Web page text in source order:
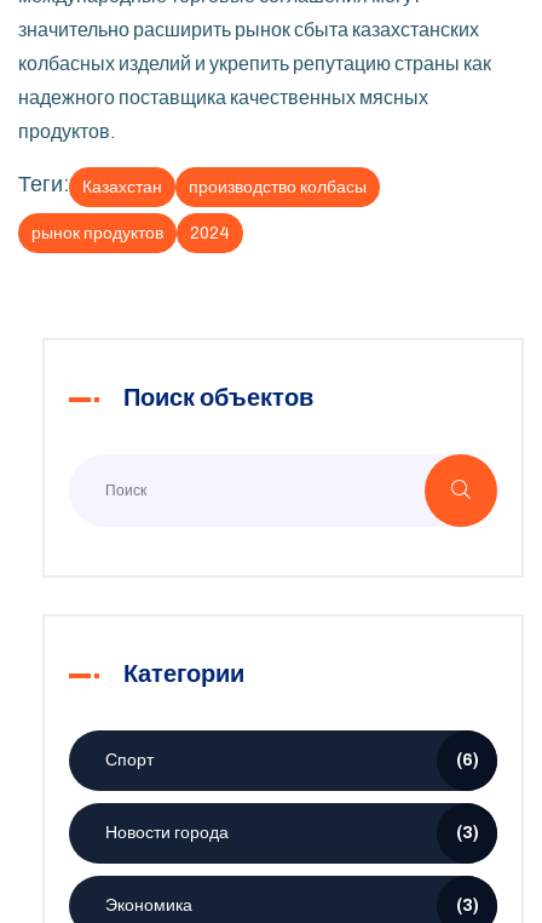
значительно расширить рынок сбыта казахстанских
колбасных изделий и укрепить репутацию страны как
надежного поставщика качественных мясных
продуктов.
Теги: Казахстан производство колбасы
рынок продуктов 2024
Поиск объектов
Категории
Спорт (6)
Новости города (3)
Экономика (3)